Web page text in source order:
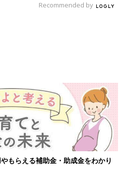
Recommended by
もらえる補助金・助成金をわかり